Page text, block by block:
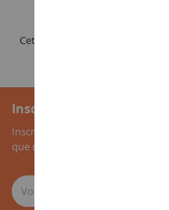
Cette catégorie comporte les
Inscription à la newsletter
Inscrivez-vous à notre newsletter
que nos nouveautés sur les